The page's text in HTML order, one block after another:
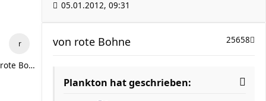
05.01.2012, 09:31
rote Bohne
25658
von rote Bohne
Plankton hat geschrieben: